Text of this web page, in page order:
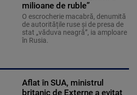
milioane de ruble”
O escrocherie macabră, denumită
de autoritățile ruse și de presa de
stat „văduva neagră”, ia amploare
în Rusia.
Aflat în SUA, ministrul
britanic de Externe a evitat